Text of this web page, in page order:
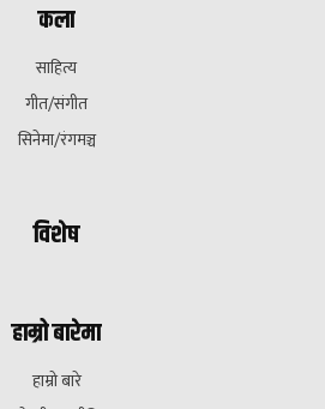
कला
साहित्य
गीत/संगीत
सिनेमा/रंगमञ्च
विशेष
हाम्रो बारेमा
हाम्रो बारे